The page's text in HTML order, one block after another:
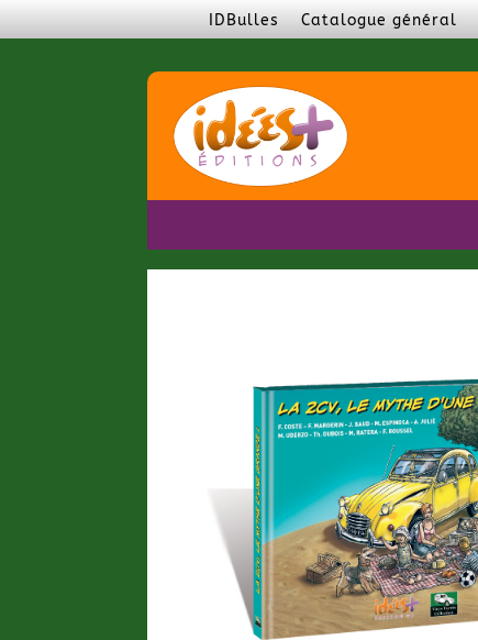
IDBulles Catalogue général